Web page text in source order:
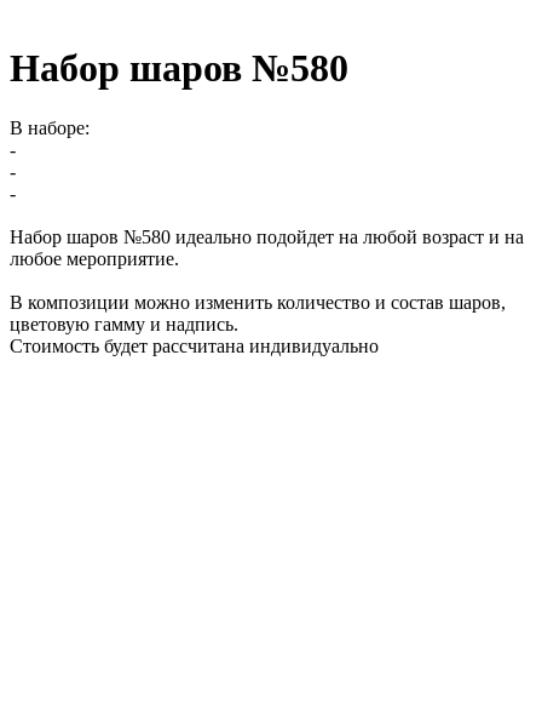
Набор шаров №580
В наборе:
-
-
-
Набор шаров №580 идеально подойдет на любой возраст и на
любое мероприятие.
В композиции можно изменить количество и состав шаров,
цветовую гамму и надпись.
Стоимость будет рассчитана индивидуально